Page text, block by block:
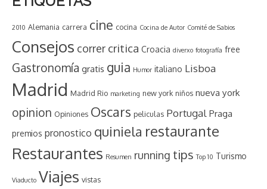
2010 Alemania carrera cine cocina Cocina de Autor Comité de Sabios
Consejos correr critica Croacia diverxo fotografía free
Gastronomía gratis guia Humor italiano Lisboa
Madrid Madrid Rio marketing new york niños nueva york
opinion Opiniones Oscars peliculas Portugal Praga
premios pronostico quiniela restaurante
Restaurantes Resumen running tips Top 10 Turismo
Viaducto Viajes vistas